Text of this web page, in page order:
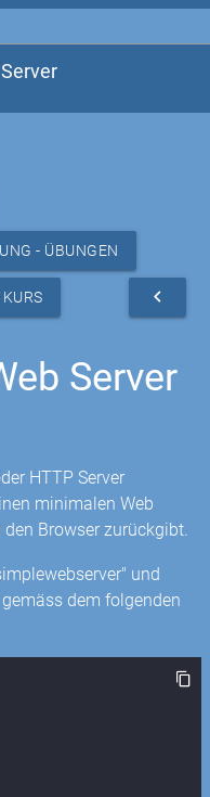
- ÜBUNGEN
navigate_before
Server
HTTP Server
minimalen Web
den Browser zurückgibt.
und
dem folgenden